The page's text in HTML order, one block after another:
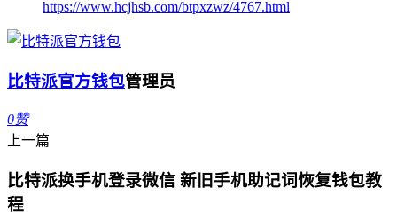
https://www.hcjhsb.com/btpxzwz/4767.html
比特派官方钱包管理员
0赞
上一篇
比特派换手机登录微信 新旧手机助记词恢复钱包教
程